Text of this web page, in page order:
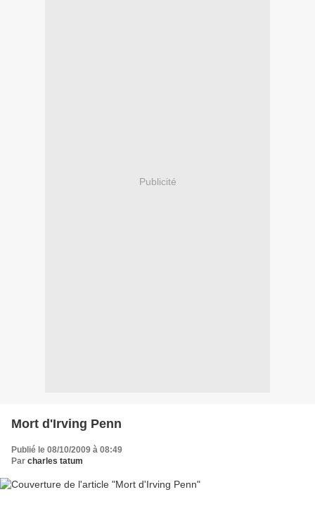
Publicité
Mort d'Irving Penn
Publié le 08/10/2009 à 08:49
Par charles tatum